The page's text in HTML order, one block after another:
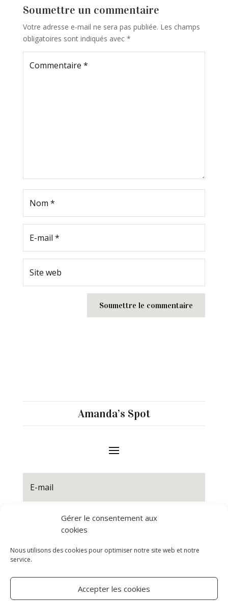
Gérer le consentement aux
cookies
Nous utilisons des cookies pour optimiser notre site web et notre
service.
Accepter les cookies
Soumettre un commentaire
Votre adresse e-mail ne sera pas publiée. Les champs
obligatoires sont indiqués avec *
Soumettre le commentaire
Amanda’s Spot
S'abonner